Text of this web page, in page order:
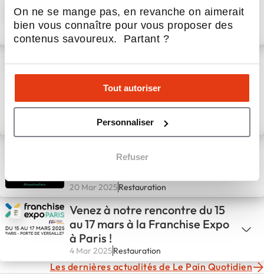
On ne se mange pas, en revanche on aimerait
bien vous connaître pour vous proposer des
contenus savoureux. Partant ?
Tout autoriser
Personnaliser
Refuser
Pourquoi choisir la franchise
pour entreprendre ?
15 Avr 2025Restauration
la Gare Montparnasse !
1 Avr 2025Restauration
inspirants à la Franchise Expo
20 Mar 2025Restauration
Venez à notre rencontre du 15
au 17 mars à la Franchise Expo
à Paris !
4 Mar 2025Restauration
Les dernières actualités de Le Pain Quotidien